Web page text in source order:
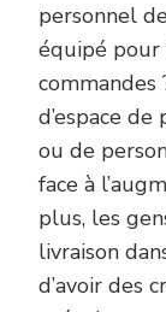
personnel
équipé pour
commandes
d’espace
ou de
face à
plus, les
livraison
d’avoir des